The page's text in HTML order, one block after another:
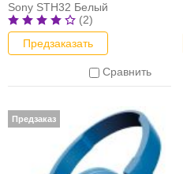
Sony STH32 Белый
(2)
Предзаказать
Сравнить
Предзаказ